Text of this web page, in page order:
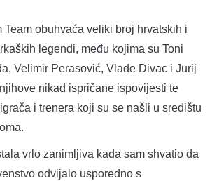
Team obuhvaća veliki broj hrvatskih i
legendi, među kojima su Toni
Velimir Perasović, Vlade Divac i Jurij
nikad ispričane ispovijesti te
i trenera koji su se našli u središtu
vrlo zanimljiva kada sam shvatio da
odvijalo usporedno s